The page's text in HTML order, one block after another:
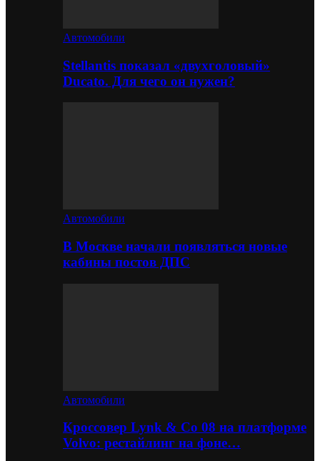
Автомобили
Stellantis показал «двухголовый»
Ducato. Для чего он нужен?
Автомобили
В Москве начали появляться новые
кабины постов ДПС
Автомобили
Кроссовер Lynk & Co 08 на платформе
Volvo: рестайлинг на фоне…